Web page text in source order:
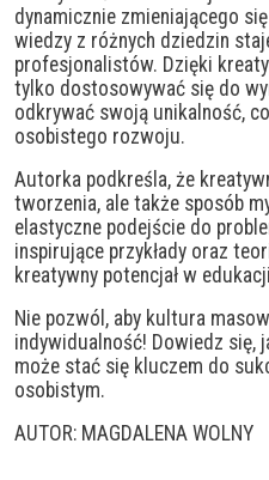
dynamicznie zmieniającego
wiedzy z różnych dziedzin
profesjonalistów. Dzięki
tylko dostosowywać się do
odkrywać swoją unikalność,
osobistego rozwoju.
Autorka podkreśla, że
tworzenia, ale także sposób
elastyczne podejście do
inspirujące przykłady oraz
kreatywny potencjał w
Nie pozwól, aby kultura
indywidualność! Dowiedz się,
może stać się kluczem do
osobistym.
AUTOR: MAGDALENA WOLNY